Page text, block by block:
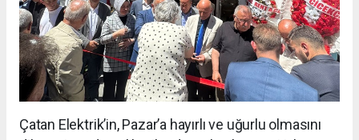
Çatan Elektrik’in, Pazar’a hayırlı ve uğurlu olmasını